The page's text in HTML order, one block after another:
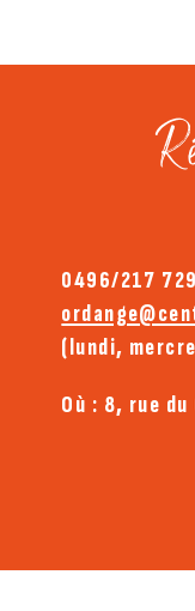
0496/217
(lundi,
Où : 8, rue du